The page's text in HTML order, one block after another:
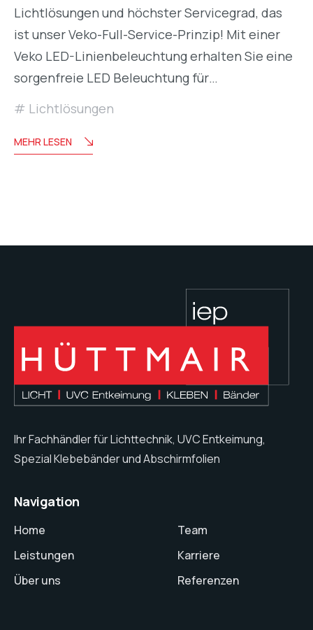
Lichtlösungen und höchster Servicegrad, das
ist unser Veko-Full-Service-Prinzip! Mit einer
Veko LED-Linienbeleuchtung erhalten Sie eine
sorgenfreie LED Beleuchtung für…
Lichtlösungen
MEHR LESEN
Ihr Fachhändler für Lichttechnik, UVC Entkeimung,
Spezial Klebebänder und Abschirmfolien
Navigation
Home
Leistungen
Über uns
Team
Karriere
Referenzen